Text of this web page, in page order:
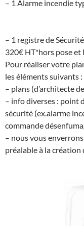
– 1 Alarme incendie
– 1 registre de
320€ HT*hors pose et
Pour réaliser votre
les éléments suivants :
– plans (d’architecte
– info diverses : point
sécurité (ex.alarme
commande
– nous vous
préalable à la